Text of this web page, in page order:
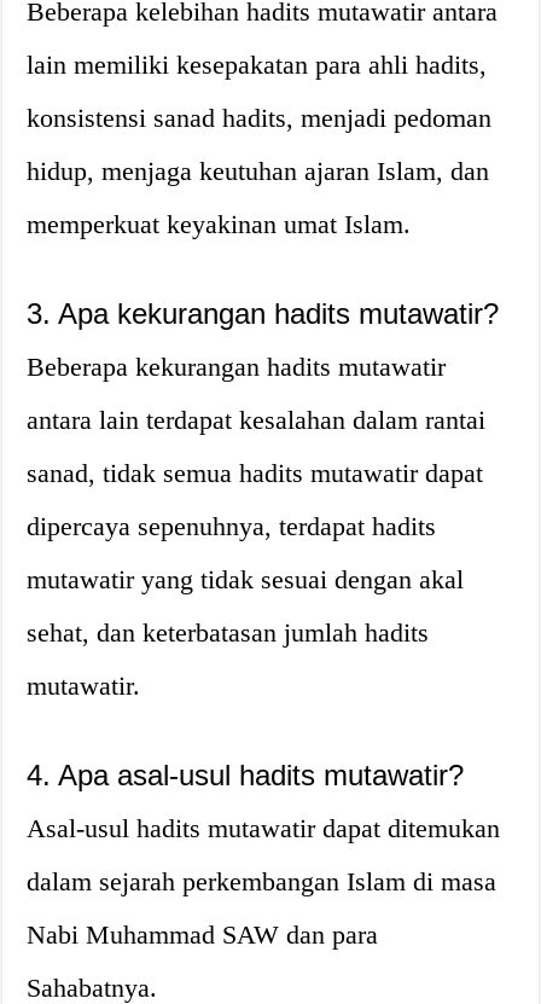
Beberapa kelebihan hadits mutawatir antara
lain memiliki kesepakatan para ahli hadits,
konsistensi sanad hadits, menjadi pedoman
hidup, menjaga keutuhan ajaran Islam, dan
memperkuat keyakinan umat Islam.
3. Apa kekurangan hadits mutawatir?
Beberapa kekurangan hadits mutawatir
antara lain terdapat kesalahan dalam rantai
sanad, tidak semua hadits mutawatir dapat
dipercaya sepenuhnya, terdapat hadits
mutawatir yang tidak sesuai dengan akal
sehat, dan keterbatasan jumlah hadits
mutawatir.
4. Apa asal-usul hadits mutawatir?
Asal-usul hadits mutawatir dapat ditemukan
dalam sejarah perkembangan Islam di masa
Nabi Muhammad SAW dan para
Sahabatnya.